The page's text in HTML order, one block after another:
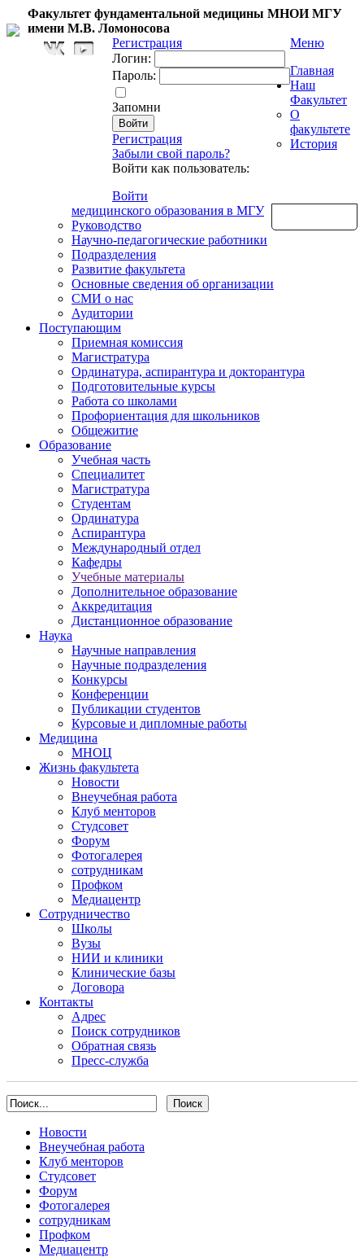
Факультет фундаментальной медицины МНОИ МГУ
имени М.В. Ломоносова
Регистрация
Логин:
Пароль:
Запомни
Регистрация
Забыли свой пароль?
Войти как пользователь:
Войти
Меню
Главная
Наш
Факультет
О
факультете
История
медицинского образования в МГУ
Руководство
Научно-педагогические работники
Подразделения
Развитие факультета
Основные сведения об организации
СМИ о нас
Аудитории
Поступающим
Приемная комиссия
Магистратура
Ординатура, аспирантура и докторантура
Подготовительные курсы
Работа со школами
Профориентация для школьников
Общежитие
Образование
Учебная часть
Специалитет
Магистратура
Студентам
Ординатура
Аспирантура
Международный отдел
Кафедры
Учебные материалы
Дополнительное образование
Аккредитация
Дистанционное образование
Наука
Научные направления
Научные подразделения
Конкурсы
Конференции
Публикации студентов
Курсовые и дипломные работы
Медицина
МНОЦ
Жизнь факультета
Новости
Внеучебная работа
Клуб менторов
Студсовет
Форум
Фотогалерея
сотрудникам
Профком
Медиацентр
Сотрудничество
Школы
Вузы
НИИ и клиники
Клинические базы
Договора
Контакты
Адрес
Поиск сотрудников
Обратная связь
Пресс-служба
Новости
Внеучебная работа
Клуб менторов
Студсовет
Форум
Фотогалерея
сотрудникам
Профком
Медиацентр